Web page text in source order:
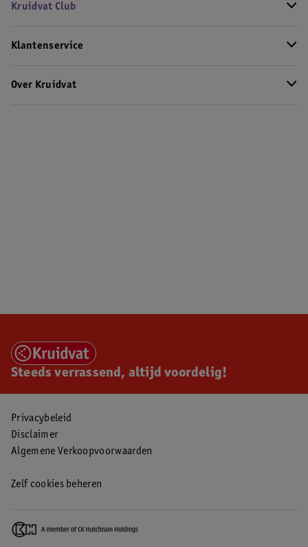
Kruidvat Club
Klantenservice
Over Kruidvat
Steeds verrassend, altijd voordelig!
Privacybeleid
Disclaimer
Algemene Verkoopvoorwaarden
Zelf cookies beheren